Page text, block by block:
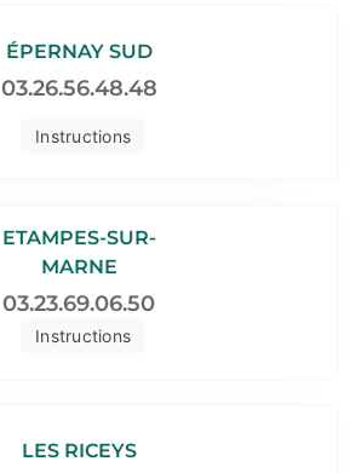
Instructions
ÉPERNAY SUD
03.26.56.48.48
Instructions
ETAMPES-SUR-
MARNE
03.23.69.06.50
LES RICEYS